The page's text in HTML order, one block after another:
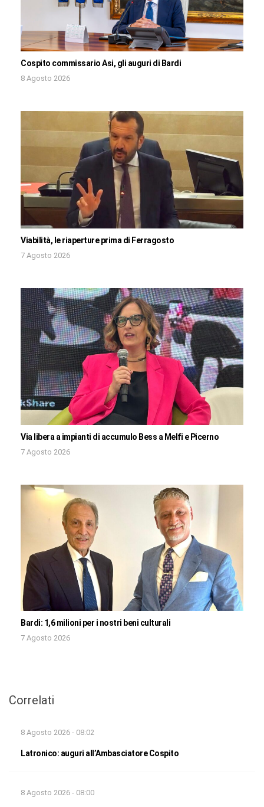
Cospito commissario Asi, gli auguri di Bardi
8 Agosto 2026
Viabilità, le riaperture prima di Ferragosto
7 Agosto 2026
Via libera a impianti di accumulo Bess a Melfi e Picerno
7 Agosto 2026
Bardi: 1,6 milioni per i nostri beni culturali
7 Agosto 2026
Correlati
8 Agosto 2026 - 08:02
Latronico: auguri all’Ambasciatore Cospito
8 Agosto 2026 - 08:00